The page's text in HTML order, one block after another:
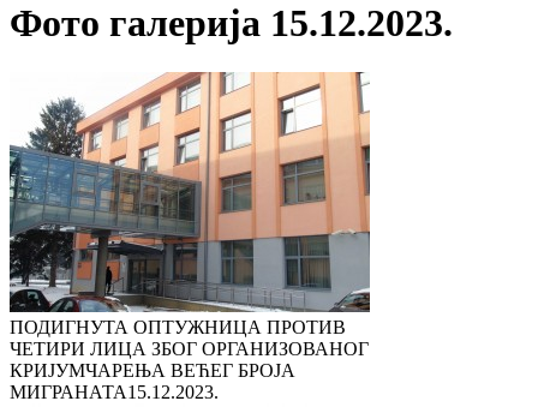
Фото галерија 15.12.2023.
ПОДИГНУТА ОПТУЖНИЦА ПРОТИВ
ЧЕТИРИ ЛИЦА ЗБОГ ОРГАНИЗОВАНОГ
КРИЈУМЧАРЕЊА ВЕЋЕГ БРОЈА
МИГРАНАТА15.12.2023.